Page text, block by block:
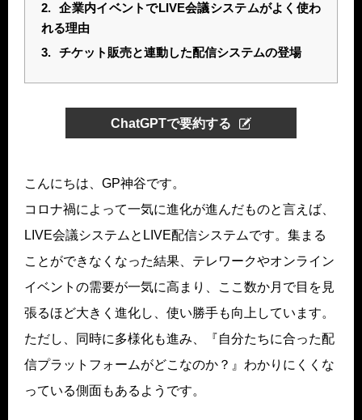
2. 企業内イベントでLIVE会議システムがよく使わ
れる理由
3. チケット販売と連動した配信システムの登場
ChatGPTで要約する
こんにちは、GP神谷です。
コロナ禍によって一気に進化が進んだものと言えば、
LIVE会議システムとLIVE配信システムです。集まる
ことができなくなった結果、テレワークやオンライン
イベントの需要が一気に高まり、ここ数か月で目を見
張るほど大きく進化し、使い勝手も向上しています。
ただし、同時に多様化も進み、『自分たちに合った配
信プラットフォームがどこなのか？』わかりにくくな
っている側面もあるようです。